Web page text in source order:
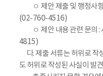
ㅇ 제안 제출 및 행정사항
(02-760-4516)
ㅇ 제안 내용 관련 문의 :
4815)
다. 제출 서류는 허위로 작
도 허위로 작성된 사실이 발